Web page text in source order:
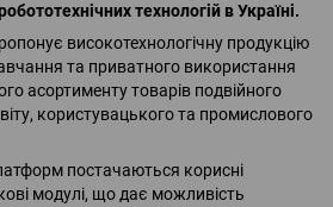
технологій в Україні.
високотехнологічну продукцію
та приватного використання
асортименту товарів подвійного
користувацького та промислового
постачаються корисні
модулі, що дає можливість